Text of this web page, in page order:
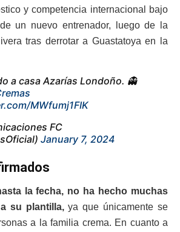
y competencia internacional bajo
un nuevo entrenador, luego de la
tras derrotar a Guastatoya en la
a casa Azarías Londoño. 👻
MWfumj1FIK
FC
January 7, 2024
la fecha, no ha hecho muchas
su plantilla,ya que únicamente se
a la familia crema. En cuanto a